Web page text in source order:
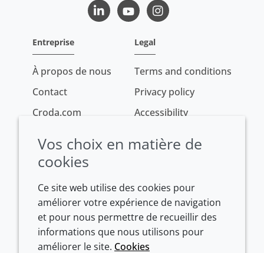
LinkedInYoutubeInstagram
Entreprise
À propos de nous
Contact
Croda.com
Legal
Terms and conditions
Privacy policy
Accessibility
Conditions of sale
Vos choix en matière de
cookies
Ce site web utilise des cookies pour
améliorer votre expérience de navigation
et pour nous permettre de recueillir des
informations que nous utilisons pour
améliorer le site. Cookies